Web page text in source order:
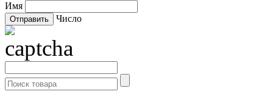
Имя
Число